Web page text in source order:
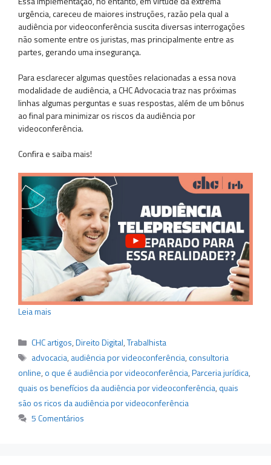
urgência, careceu de maiores instruções, razão pela qual a
audiência por videoconferência suscita diversas interrogações
não somente entre os juristas, mas principalmente entre as
partes, gerando uma insegurança.
Para esclarecer algumas questões relacionadas a essa nova
modalidade de audiência, a CHC Advocacia traz nas próximas
linhas algumas perguntas e suas respostas, além de um bônus
ao final para minimizar os riscos da audiência por
videoconferência.
Confira e saiba mais!
Leia mais
Categorias
CHC artigos,Direito Digital,Trabalhista
Tags
advocacia, audiência por videoconferência,consultoria
online,o que é audiência por videoconferência,Parceria jurídica,
quais os benefícios da audiência por videoconferência,quais
são os ricos da audiência por videoconferência
5 Comentários